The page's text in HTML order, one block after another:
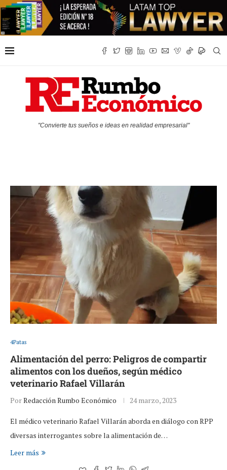
"Convierte tus sueños e ideas en realidad empresarial"
4Patas
Alimentación del perro: Peligros de compartir
alimentos con los dueños, según médico
veterinario Rafael Villarán
PorRedacción Rumbo Económico 24 marzo, 2023
El médico veterinario Rafael Villarán aborda en diálogo con RPP
diversas interrogantes sobre la alimentación de…
Leer más